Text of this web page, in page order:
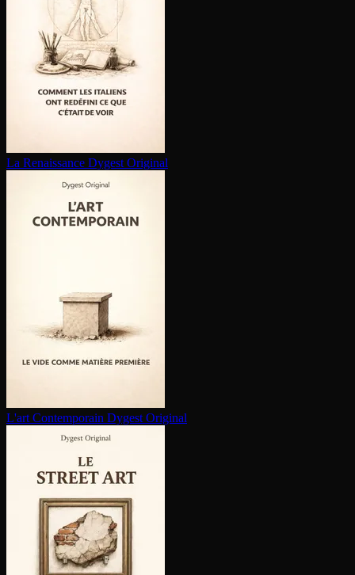
La Renaissance Dygest Original
L'art Contem­po­rain Dygest Original